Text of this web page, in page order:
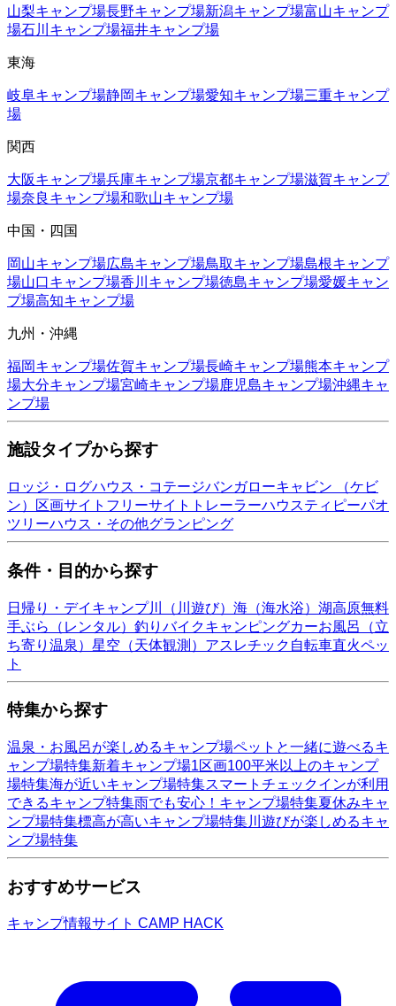
山梨キャンプ場長野キャンプ場新潟キャンプ場富山キャンプ
場石川 キャンプ場福井キャンプ場
東海
岐阜キャンプ場静岡キャンプ場愛知キャンプ場三重キャンプ
場
関西
大阪キャンプ場兵庫キャンプ場京都キャンプ場滋賀キャンプ
場奈良 キャンプ場和歌山キャンプ場
中国・四国
岡山キャンプ場広島キャンプ場鳥取キャンプ場島根キャンプ
場山口キャンプ場香川 キャンプ場徳島キャンプ場愛媛キャン
プ場高知キャンプ場
九州・沖縄
福岡キャンプ場佐賀キャンプ場長崎キャンプ場熊本キャンプ
場大分キャンプ場宮崎キャンプ場鹿児島キャンプ場沖縄キャ
ンプ場
施設タイプから探す
ロッジ・ログハウス・コテージバンガローキャビン （ケビ
ン）
区画サイト フリーサイト トレーラーハウスティピーパオ
ツリーハウス・その他グランピング
条件・目的から探す
日帰り・デイキャンプ川（川遊び） 海（海水浴） 湖高原無料
手ぶら（レンタル） 釣り バイクキャンピングカーお風呂（立
ち寄り温泉） 星空（天体観測） アスレチック 自転車直火ペッ
ト
特集から探す
温泉・お風呂が楽しめるキャンプ場ペットと一緒に遊べるキ
ャンプ場特集新着キャンプ場1区画100平米以上のキャンプ
場特集海が近いキャンプ場特集スマートチェックインが利用
できるキャンプ特集雨でも安心！キャンプ場特集夏休みキャ
ンプ場特集標高が高いキャンプ場特集川遊びが楽しめるキャ
ンプ場特集
おすすめサービス
キャンプ情報サイト CAMP HACK